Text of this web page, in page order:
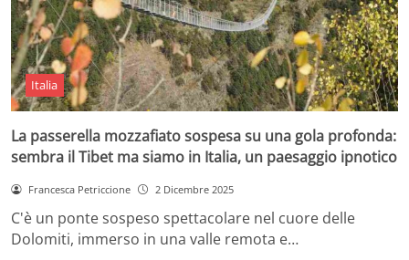
Italia
La passerella mozzafiato sospesa su una gola profonda:
sembra il Tibet ma siamo in Italia, un paesaggio ipnotico
Francesca Petriccione 2 Dicembre 2025
C'è un ponte sospeso spettacolare nel cuore delle
Dolomiti, immerso in una valle remota e…